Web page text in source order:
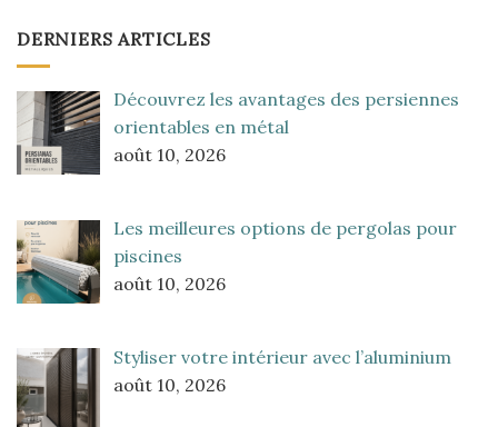
DERNIERS ARTICLES
Découvrez les avantages des persiennes
orientables en métal
août 10, 2026
Les meilleures options de pergolas pour
piscines
août 10, 2026
Styliser votre intérieur avec l’aluminium
août 10, 2026